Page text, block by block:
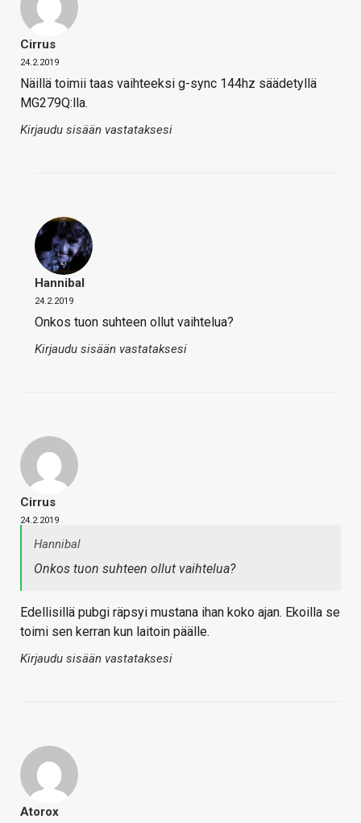
Cirrus
24.2.2019
Näillä toimii taas vaihteeksi g-sync 144hz säädetyllä
MG279Q:lla.
Kirjaudu sisään vastataksesi
Hannibal
24.2.2019
Onkos tuon suhteen ollut vaihtelua?
Kirjaudu sisään vastataksesi
Cirrus
24.2.2019
Hannibal
Onkos tuon suhteen ollut vaihtelua?
Edellisillä pubgi räpsyi mustana ihan koko ajan. Ekoilla se
toimi sen kerran kun laitoin päälle.
Kirjaudu sisään vastataksesi
Atorox